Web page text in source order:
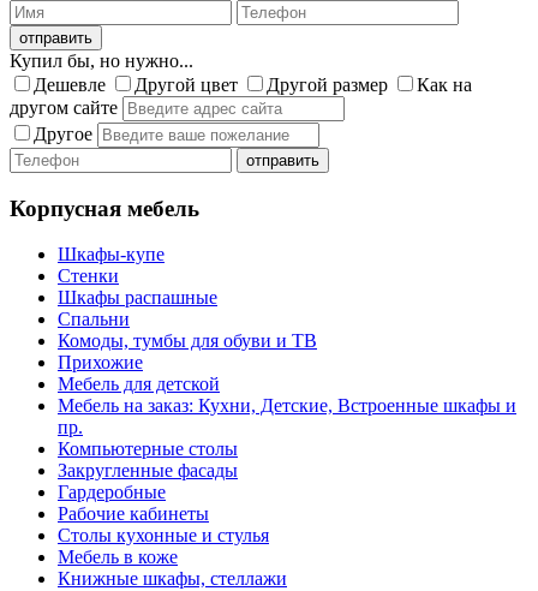
Купил бы, но нужно...
Дешевле
Другой цвет Другой размер
Как на
другом сайте
Другое
Корпусная мебель
Шкафы-купе
Стенки
Шкафы распашные
Спальни
Комоды, тумбы для обуви и ТВ
Прихожие
Мебель для детской
Мебель на заказ: Кухни, Детские, Встроенные шкафы и
пр.
Компьютерные столы
Закругленные фасады
Гардеробные
Рабочие кабинеты
Столы кухонные и стулья
Мебель в коже
Книжные шкафы, стеллажи